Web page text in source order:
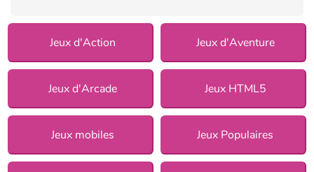
Jeux d'Action Jeux d'Aventure
Jeux d'Arcade Jeux HTML5
Jeux mobiles Jeux Populaires